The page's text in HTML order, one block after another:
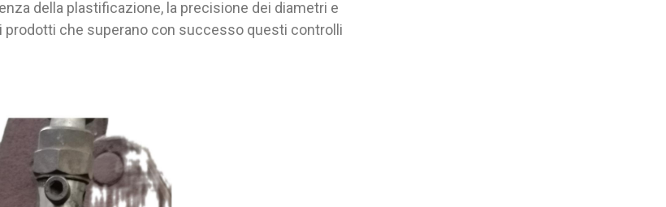
della plastificazione, la precisione dei diametri e
prodotti che superano con successo questi controlli